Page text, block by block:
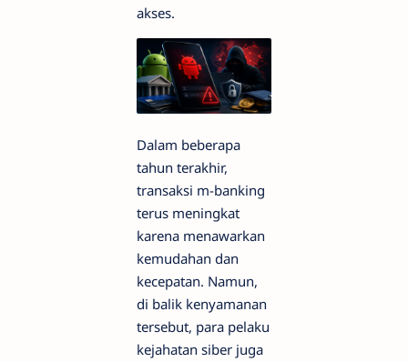
akses.
Dalam beberapa
tahun terakhir,
transaksi m-banking
terus meningkat
karena menawarkan
kemudahan dan
kecepatan. Namun,
di balik kenyamanan
tersebut, para pelaku
kejahatan siber juga